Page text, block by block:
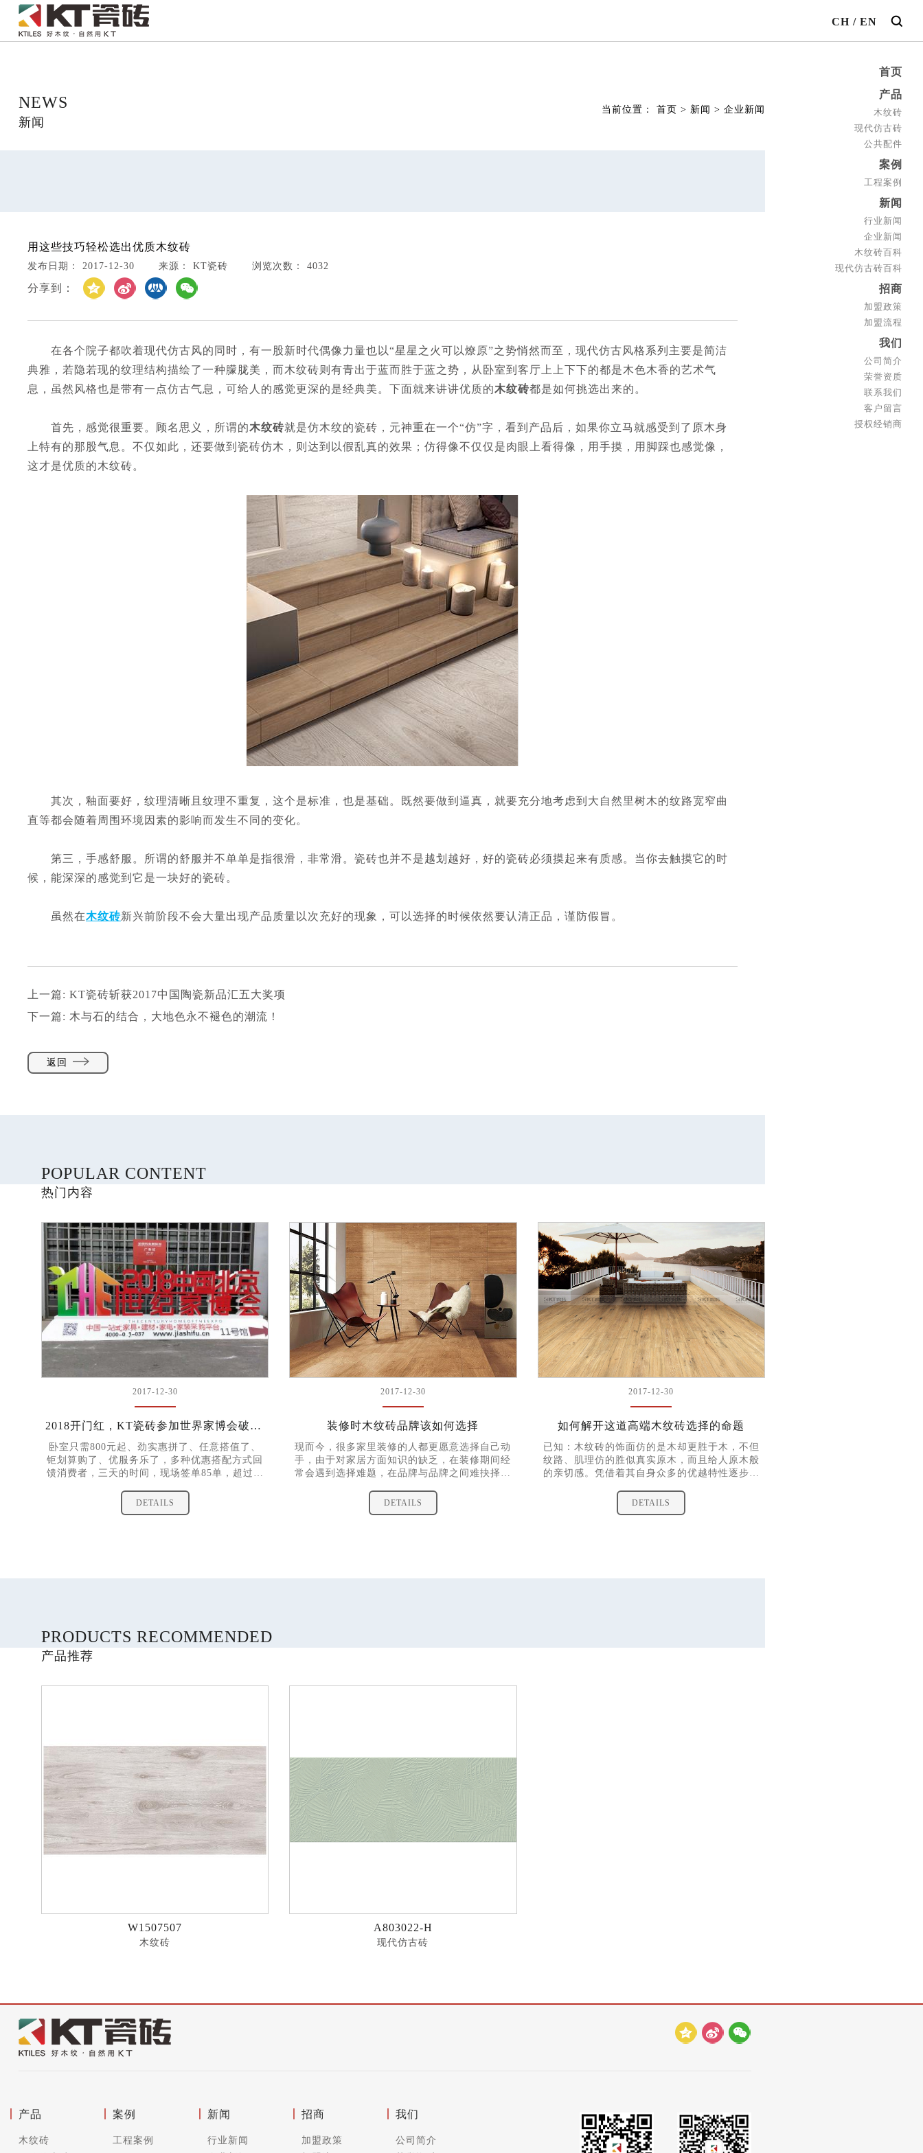
CH /EN
首页
产品
木纹砖
现代仿古砖
公共配件
案例
工程案例
新闻
行业新闻
企业新闻
木纹砖百科
现代仿古砖百科
招商
加盟政策
加盟流程
我们
公司简介
荣誉资质
联系我们
客户留言
授权经销商
NEWS
新闻
当前位置： 首页 > 新闻 > 企业新闻
用这些技巧轻松选出优质木纹砖
发布日期： 2017-12-30 来源： KT瓷砖 浏览次数： 4032
分享到：
在各个院子都吹着现代仿古风的同时，有一股新时代偶像力量也以“星星之火可以燎原”之势悄然而至，现代仿古风格系列主要是简洁
典雅，若隐若现的纹理结构描绘了一种朦胧美，而木纹砖则有青出于蓝而胜于蓝之势，从卧室到客厅上上下下的都是木色木香的艺术气
息，虽然风格也是带有一点仿古气息，可给人的感觉更深的是经典美。下面就来讲讲优质的木纹砖都是如何挑选出来的。
首先，感觉很重要。顾名思义，所谓的木纹砖就是仿木纹的瓷砖，元神重在一个“仿”字，看到产品后，如果你立马就感受到了原木身
上特有的那股气息。不仅如此，还要做到瓷砖仿木，则达到以假乱真的效果；仿得像不仅仅是肉眼上看得像，用手摸，用脚踩也感觉像，
这才是优质的木纹砖。
其次，釉面要好，纹理清晰且纹理不重复，这个是标准，也是基础。既然要做到逼真，就要充分地考虑到大自然里树木的纹路宽窄曲
直等都会随着周围环境因素的影响而发生不同的变化。
第三，手感舒服。所谓的舒服并不单单是指很滑，非常滑。瓷砖也并不是越划越好，好的瓷砖必须摸起来有质感。当你去触摸它的时
候，能深深的感觉到它是一块好的瓷砖。
虽然在木纹砖新兴前阶段不会大量出现产品质量以次充好的现象，可以选择的时候依然要认清正品，谨防假冒。
上一篇: KT瓷砖斩获2017中国陶瓷新品汇五大奖项
下一篇: 木与石的结合，大地色永不褪色的潮流！
返回
POPULAR CONTENT
热门内容
2017-12-30
2018开门红，KT瓷砖参加世界家博会破百万销售额！
卧室只需800元起、劲实惠拼了、任意搭值了、
钜划算购了、优服务乐了，多种优惠搭配方式回
馈消费者，三天的时间，现场签单85单，超过百
DETAILS
2017-12-30
装修时木纹砖品牌该如何选择
现而今，很多家里装修的人都更愿意选择自己动
手，由于对家居方面知识的缺乏，在装修期间经
常会遇到选择难题，在品牌与品牌之间难抉择，
编就来跟大家分享一下木纹砖品牌之间该如何选
择吧。
DETAILS
2017-12-30
如何解开这道高端木纹砖选择的命题
已知：木纹砖的饰面仿的是木却更胜于木，不但
纹路、肌理仿的胜似真实原木，而且给人原木般
的亲切感。凭借着其自身众多的优越特性逐步占
经济的漏洞，市场上出现了不少仿冒伪劣的劣质
品。 求证：消费者在选择高端木纹砖的时候该
DETAILS
PRODUCTS RECOMMENDED
产品推荐
W1507507
木纹砖
A803022-H
现代仿古砖
产品
木纹砖
案例
工程案例
新闻
行业新闻
招商
加盟政策
我们
公司简介